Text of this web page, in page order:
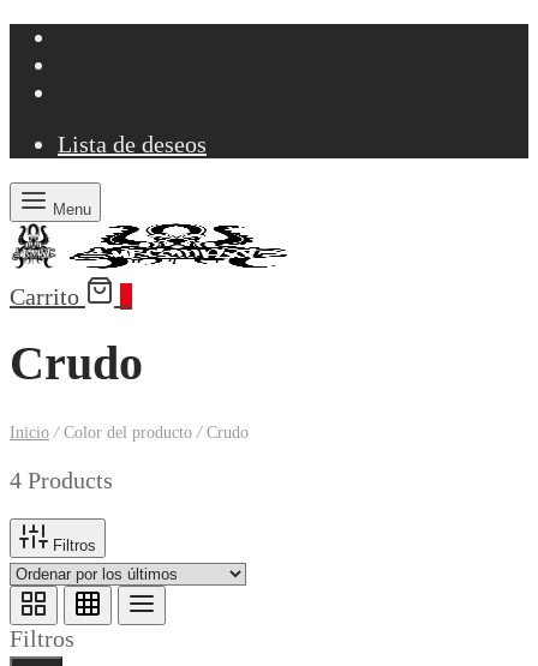
Lista de deseos
Menu
Carrito
Crudo
Inicio /Color del producto /Crudo
4 Products
Filtros
Filtros